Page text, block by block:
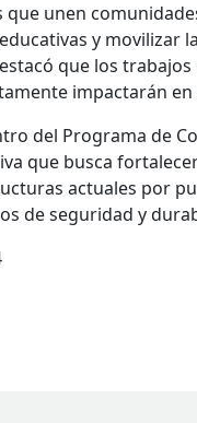
que unen
y movilizar
que los
impactarán
del Programa de
que busca
actuales por
de seguridad y